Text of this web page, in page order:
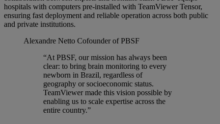
hospitals with computers pre-installed with TeamViewer Tensor,
ensuring fast deployment and reliable operation across both public
and private institutions.
Alexandre Netto Cofounder of PBSF
“At PBSF, our mission has always been
clear: to bring brain monitoring to every
newborn in Brazil, regardless of
geography or socioeconomic status.
TeamViewer made this vision possible by
enabling us to scale expertise across the
entire country.”